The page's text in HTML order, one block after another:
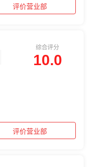
评价营业部
综合评分
10.0
评价营业部